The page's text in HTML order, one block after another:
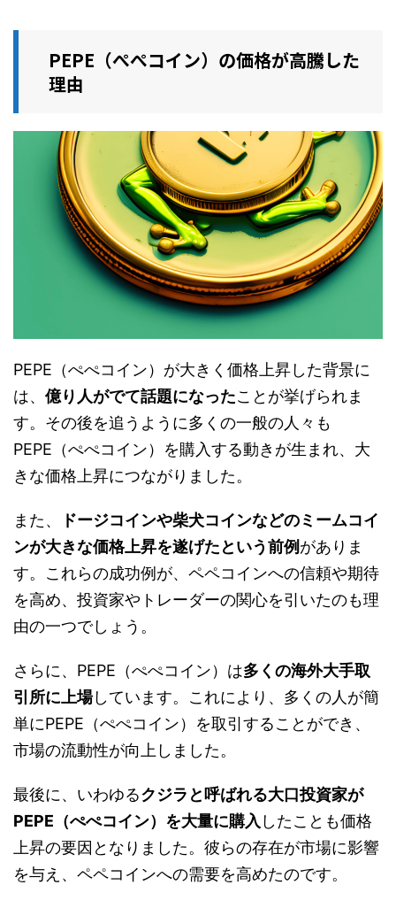
PEPE（ぺぺコイン）の価格が高騰した
理由
PEPE（ぺぺコイン）が大きく価格上昇した背景に
は、 億り人がでて話題になったことが挙げられま
す。その後を追うように多くの一般の人々も
PEPE（ぺぺコイン）を購入する動きが生まれ、大
きな価格上昇につながりました。
また、
ドージコインや柴犬コインなどのミームコイ
ンが大きな価格上昇を遂げたという前例がありま
す。これらの成功例が、ペペコインへの信頼や期待
を高め、投資家やトレーダーの関心を引いたのも理
由の一つでしょう。
さらに、PEPE（ぺぺコイン）は多くの海外大手取
引所に上場しています。これにより、多くの人が簡
単にPEPE（ぺぺコイン）を取引することができ、
市場の流動性が向上しました。
最後に、いわゆるクジラと呼ばれる大口投資家が
PEPE（ぺぺコイン）を大量に購入 したことも価格
上昇の要因となりました。彼らの存在が市場に影響
を与え、ペペコインへの需要を高めたのです。